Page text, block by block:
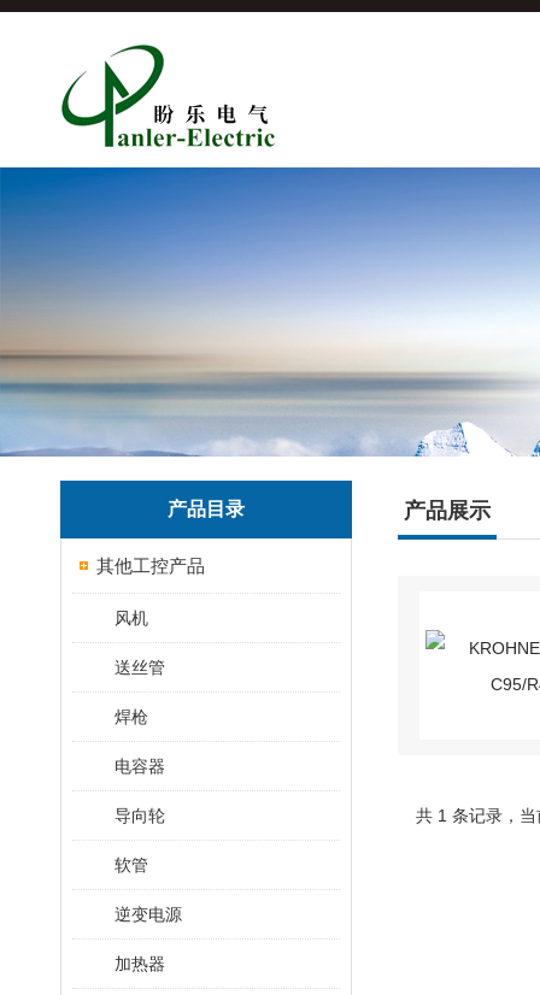
产品目录
其他工控产品
风机
送丝管
焊枪
电容器
导向轮
软管
逆变电源
加热器
产品展示
共 1 条记录，